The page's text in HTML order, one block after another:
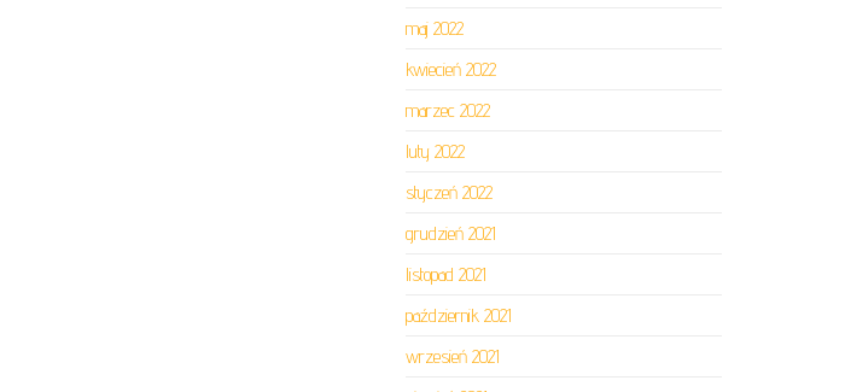
maj 2022
kwiecień 2022
marzec 2022
luty 2022
styczeń 2022
grudzień 2021
listopad 2021
październik 2021
wrzesień 2021